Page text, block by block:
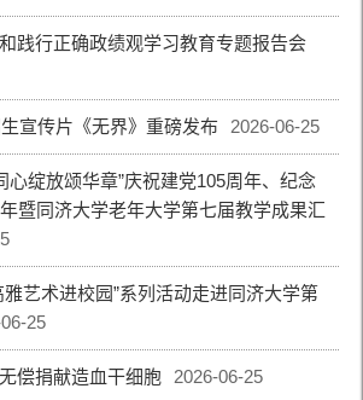
践行正确政绩观学习教育专题报告会
宣传片《无界》重磅发布 2026-06-25
心绽放颂华章”庆祝建党105周年、纪念
暨同济大学老年大学第七届教学成果汇
雅艺术进校园”系列活动走进同济大学第
25
偿捐献造血干细胞 2026-06-25